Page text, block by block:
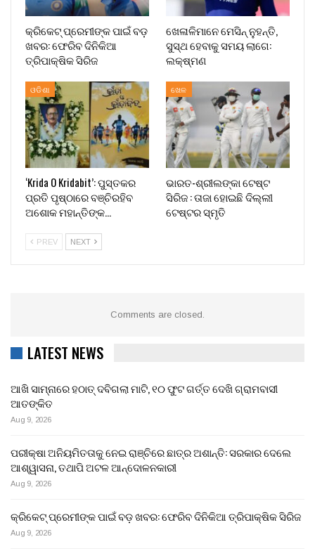
କ୍ରିକେଟ୍ ପ୍ରେମୀଙ୍କ ପାଇଁ ବଡ଼
ଖବର: ଫେରିବ ଦିନିକିଆ
ତ୍ରିପାକ୍ଷିକ ସିରିଜ
ଖେଳାଳିମାନେ ମେସିନ୍ ନୁହନ୍ତି,
ସୁସ୍ଥ ହେବାକୁ ସମୟ ଲାଗେ:
ଲକ୍ଷ୍ମଣ
ଓଡିଶା
‘Krida O Kridabit’: ପୁସ୍ତକର
ପ୍ରତି ପୃଷ୍ଠାରେ ବଞ୍ଚିରହିବ
ଅଶୋକ ମହାନ୍ତିଙ୍କ…
ଖେଳ
ଭାରତ-ଶ୍ରୀଲଙ୍କା ଟେଷ୍ଟ
ସିରିଜ : ତାଜା ହୋଇଛି ଦିଲ୍ଲୀ
ଟେଷ୍ଟର ସ୍ମୃତି
PREV NEXT
Comments are closed.
LATEST NEWS
ଆଖି ସାମ୍ନାରେ ହଠାତ୍‌ ଦବିଗଲା ମାଟି, ୧୦ ଫୁଟ ଗର୍ତ୍ତ ଦେଖି ଗ୍ରାମବାସୀ
ଆତଙ୍କିତ
Aug 9, 2026
ପରୀକ୍ଷା ଅନିୟମିତତାକୁ ନେଇ ରାଞ୍ଚିରେ ଛାତ୍ର ଅଶାନ୍ତି: ସରକାର ଦେଲେ
ଆଶ୍ୱାସନା, ତଥାପି ଅଟଳ ଆନ୍ଦୋଳନକାରୀ
Aug 9, 2026
କ୍ରିକେଟ୍ ପ୍ରେମୀଙ୍କ ପାଇଁ ବଡ଼ ଖବର: ଫେରିବ ଦିନିକିଆ ତ୍ରିପାକ୍ଷିକ ସିରିଜ
Aug 9, 2026